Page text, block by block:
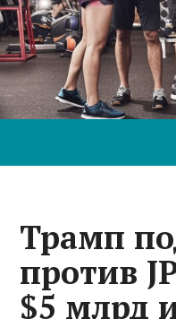
Трамп
против
$5 млрд